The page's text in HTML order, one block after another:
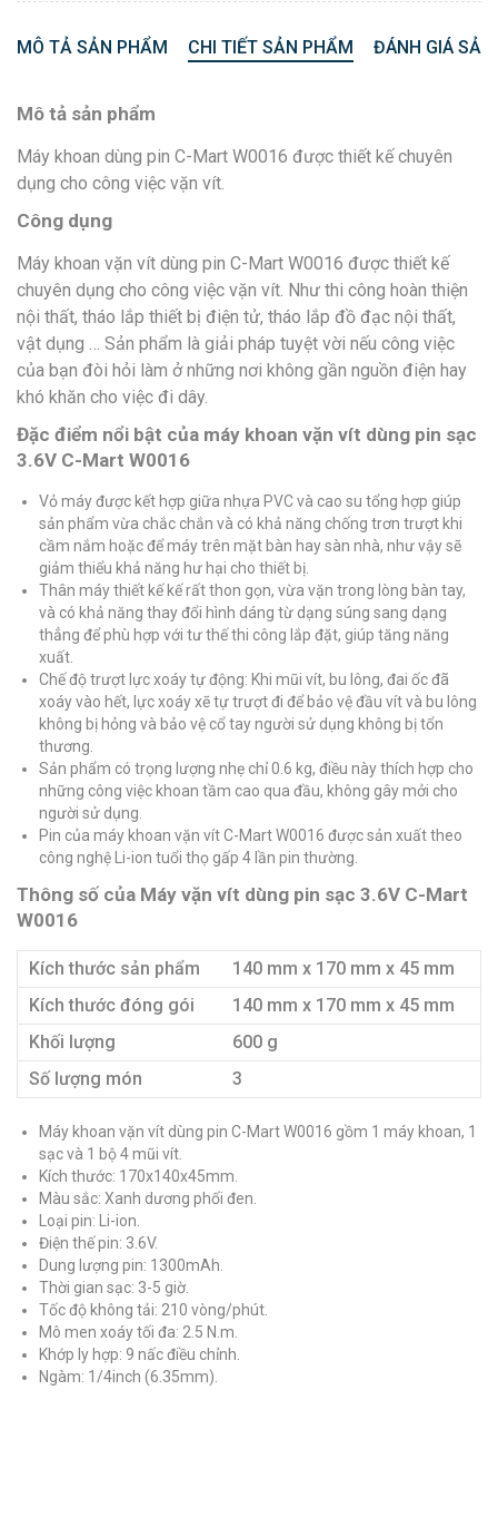
MÔ TẢ SẢN PHẨM CHI TIẾT SẢN PHẨM ĐÁNH GIÁ
Mô tả sản phẩm
Máy khoan dùng pin C-Mart W0016 được thiết kế chuyên
dụng cho công việc vặn vít.
Công dụng
Máy khoan vặn vít dùng pin C-Mart W0016 được thiết kế
chuyên dụng cho công việc vặn vít. Như thi công hoàn thiện
nội thất, tháo lắp thiết bị điện tử, tháo lắp đồ đạc nội thất,
vật dụng … Sản phẩm là giải pháp tuyệt vời nếu công việc
của bạn đòi hỏi làm ở những nơi không gần nguồn điện hay
khó khăn cho việc đi dây.
Đặc điểm nổi bật của máy khoan vặn vít dùng pin sạc
3.6V C-Mart W0016
Vỏ máy được kết hợp giữa nhựa PVC và cao su tổng hợp giúp
sản phẩm vừa chắc chắn và có khả năng chống trơn trượt khi
cầm nắm hoặc để máy trên mặt bàn hay sàn nhà, như vậy sẽ
giảm thiểu khả năng hư hại cho thiết bị.
Thân máy thiết kế kế rất thon gọn, vừa vặn trong lòng bàn tay,
và có khả năng thay đổi hình dáng từ dạng súng sang dạng
thẳng để phù hợp với tư thế thi công lắp đặt, giúp tăng năng
xuất.
Chế độ trượt lực xoáy tự động: Khi mũi vít, bu lông, đai ốc đã
xoáy vào hết, lực xoáy xẽ tự trượt đi để bảo vệ đầu vít và bu lông
không bị hỏng và bảo vệ cổ tay người sử dụng không bị tổn
thương.
Sản phẩm có trọng lượng nhẹ chỉ 0.6 kg, điều này thích hợp cho
những công việc khoan tầm cao qua đầu, không gây mởi cho
người sử dụng.
Pin của máy khoan vặn vít C-Mart W0016 được sản xuất theo
công nghệ Li-ion tuổi thọ gấp 4 lần pin thường.
Thông số của Máy vặn vít dùng pin sạc 3.6V C-Mart
W0016
Kích thước sản phẩm
140 mm x 170 mm x 45 mm
Kích thước đóng gói
140 mm x 170 mm x 45 mm
Khối lượng
600 g
Số lượng món
3
Máy khoan vặn vít dùng pin C-Mart W0016 gồm 1 máy khoan, 1
sạc và 1 bộ 4 mũi vít.
Kích thước: 170x140x45mm.
Màu sắc: Xanh dương phối đen.
Loại pin: Li-ion.
Điện thế pin: 3.6V.
Dung lượng pin: 1300mAh.
Thời gian sạc: 3-5 giờ.
Tốc độ không tải: 210 vòng/phút.
Mô men xoáy tối đa: 2.5 N.m.
Khớp ly hợp: 9 nấc điều chỉnh.
Ngàm: 1/4inch (6.35mm).